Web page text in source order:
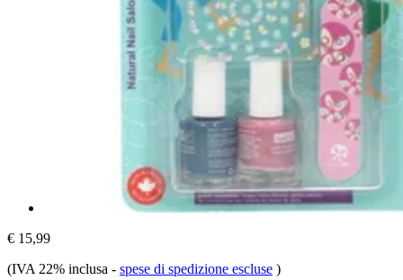
€ 15,99
(IVA 22% inclusa - spese di spedizione escluse )